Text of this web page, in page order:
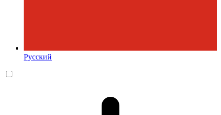
Русский